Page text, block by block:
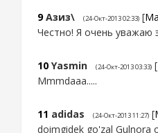
9 Азиз\ (24-Окт-2013 02:33) [
Честно! Я очень уважаю
10 Yasmin (24-Окт-2013 03:33) [
Mmmdaaa.....
11 adidas (24-Окт-2013 11:27) [
doimgidek go'zal Gulnora